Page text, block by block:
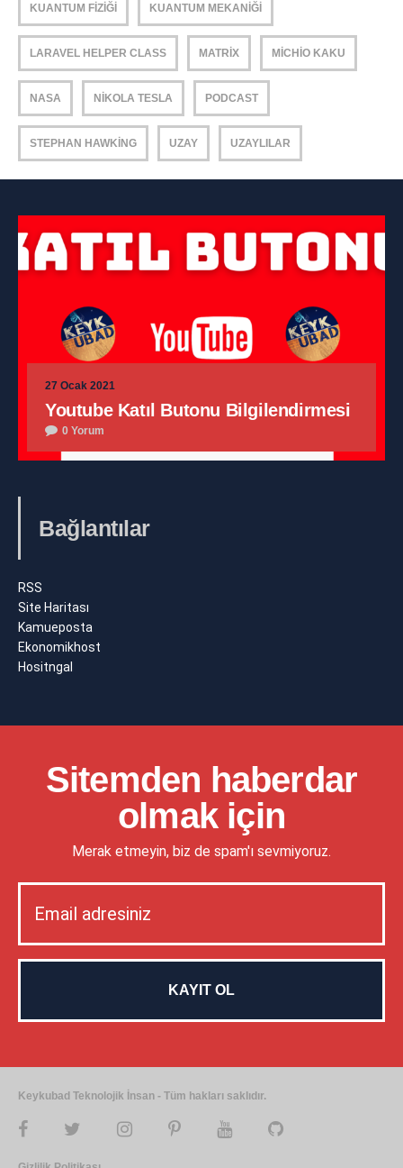
KUANTUM FIZIĞI KUANTUM MEKANIĞI
LARAVEL HELPER CLASS MATRIX MICHIO KAKU
NASA NIKOLA TESLA PODCAST
STEPHAN HAWKING UZAY UZAYLILAR
27 Ocak 2021
Youtube Katıl Butonu Bilgilendirmesi
0 Yorum
Bağlantılar
RSS
Site Haritası
Kamueposta
Ekonomikhost
Hositngal
Sitemden haberdar
olmak için
Merak etmeyin, biz de spam'ı sevmiyoruz.
Keykubad Teknolojik İnsan - Tüm hakları saklıdır.